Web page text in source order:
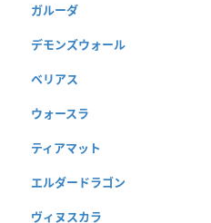
ガルーダ
デモンズウォール
ベリアス
ウォースラ
ティアマット
エルダードラゴン
ヴィヌスカラ